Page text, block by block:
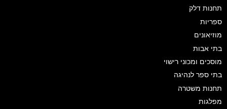
תחנות דלק
ספריות
מוזיאונים
בתי אבות
מוסכים ומכוני רישוי
בתי ספר לנהיגה
תחנות משטרה
מפלגות